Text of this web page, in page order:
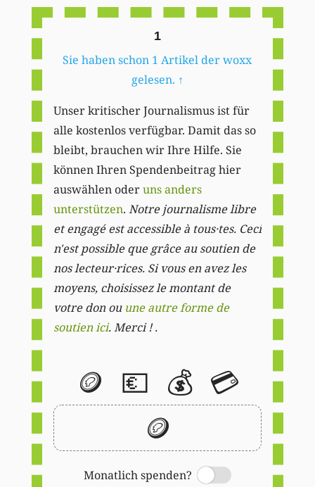
1
Sie haben schon 1 Artikel der woxx
gelesen. ↑
Unser kritischer Journalismus ist für
alle kostenlos verfügbar. Damit das so
bleibt, brauchen wir Ihre Hilfe. Sie
können Ihren Spendenbeitrag hier
auswählen oderuns anders
unterstützen. Notre journalisme libre
et engagé est accessible à tous·tes. Ceci
n'est possible que grâce au soutien de
nos lecteur·rices. Si vous en avez les
moyens, choisissez le montant de
votre don ou une autre forme de
soutien ici. Merci ! .
🪙 💶 💰 💳
🪙
Monatlich spenden?
Switch